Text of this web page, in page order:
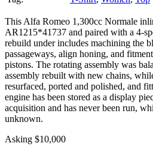
This Alfa Romeo 1,300cc Normale
AR1215*41737 and paired with a 4-
rebuild under includes machining the
passageways, align honing, and
pistons. The rotating assembly was
assembly rebuilt with new chains,
resurfaced, ported and polished, and
engine has been stored as a display
acquisition and has never been run,
unknown.
Asking $10,000
Tim Burton